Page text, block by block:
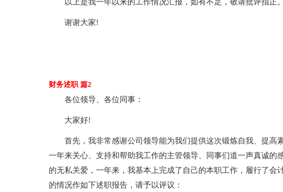
以上是我一年以来的工作情况汇报，如有不足，敬请批评指正。
谢谢大家!
财务述职 篇2
各位领导、各位同事：
大家好!
首先，我非常感谢公司领导能为我们提供这次锻炼自我、提高
一年来关心、支持和帮助我工作的主管领导、同事们道一声真诚的
的无私关爱，一年来，我基本上完成了自己的本职工作，履行了会
的情况作如下述职报告，请予以评议：